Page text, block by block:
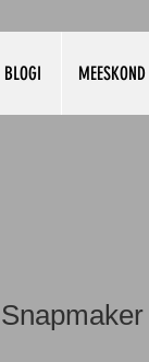
BLOGI MEESKOND